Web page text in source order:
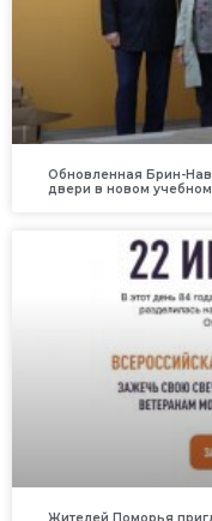
Обновленная Брин-
двери в новом
Жителей Поморья